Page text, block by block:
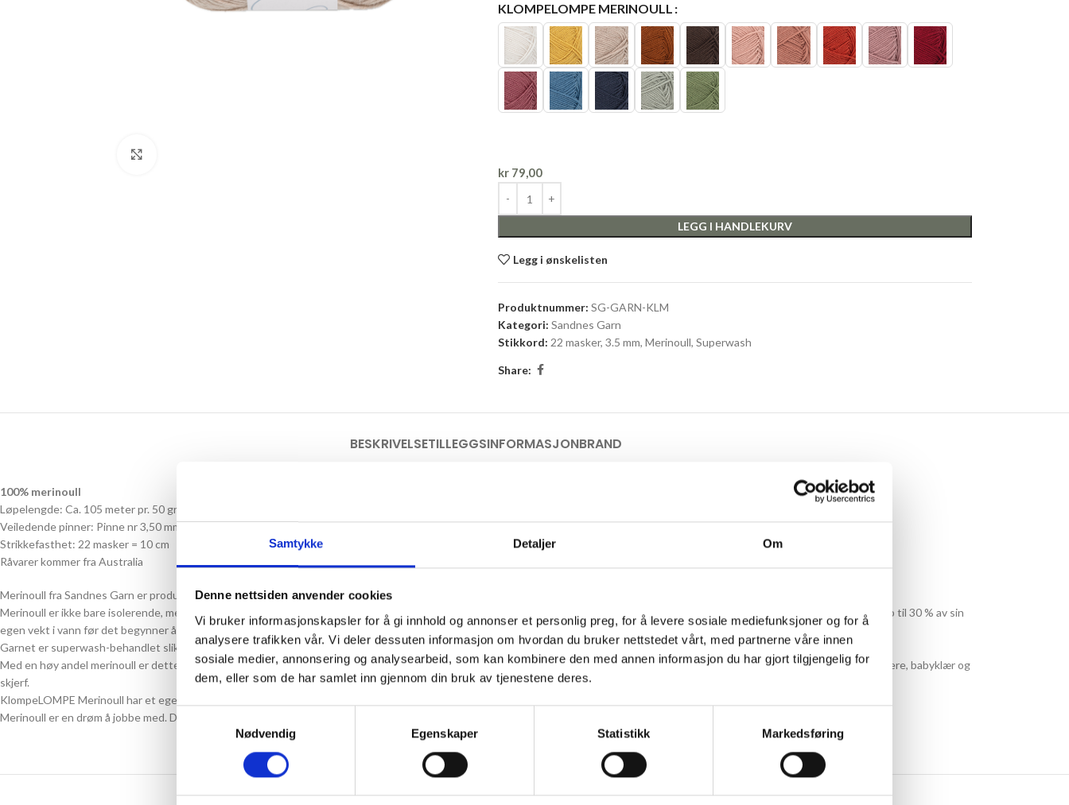
Samtykke Detaljer Om
Denne nettsiden anvender cookies
Vi bruker informasjonskapsler for å gi innhold og annonser et personlig preg, for å levere sosiale mediefunksjoner og for å
analysere trafikken vår. Vi deler dessuten informasjon om hvordan du bruker nettstedet vårt, med partnerne våre innen
sosiale medier, annonsering og analysearbeid, som kan kombinere den med annen informasjon du har gjort tilgjengelig for
dem, eller som de har samlet inn gjennom din bruk av tjenestene deres.
Samtykkevalg
Nødvendig
Egenskaper Statistikk Markedsføring
KLOMPELOMPE MERINOULL
kr79,00
LEGG I HANDLEKURV
Legg i ønskelisten
Produktnummer: SG-GARN-KLM
Kategori: Sandnes Garn
Stikkord: 22 masker, 3.5 mm, Merinoull, Superwash
Share:
BESKRIVELSETILLEGGSINFORMASJONBRAND
100% merinoull
Løpelengde: Ca. 105 meter pr. 50 gram
Veiledende pinner: Pinne nr 3,50 mm
Strikkefasthet: 22 masker = 10 cm
Råvarer kommer fra Australia
Merinoull fra Sandnes Garn er produsert med omhu og kvalitet i tankene. Dette gir deg et garn som er slitesterkt og som vil vare i mange år.
Merinoull er ikke bare isolerende, men leder også fuktighet bort fra kroppen og holder på varmen, selv når den er fuktig, takket være fibrenes struktur. Merinoullen kan absorbere opp til 30 % av sin
egen vekt i vann før det begynner å føles vått.
Garnet er superwash-behandlet slik at det tåler å bli vasket hyppig i maskin, som gjør at det egner seg godt til babyklær og barnegarderoben.
Med en høy andel merinoull er dette garnet utrolig mykt og delikat mot huden. Dette gjør det til det perfekte valget for plagg som kommer i direkte kontakt med kroppen, som gensere, babyklær og
skjerf.
KlompeLOMPE Merinoull har et eget fargeutvalg, håndplukket fra deres univers, her kan du fint kombinere fargene.
Merinoull er en drøm å jobbe med. Det glir jevnt på pinnene eller kroken, og maskene dine vil bli jevne og presise.